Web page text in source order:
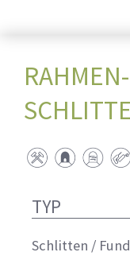
RAHMEN-
TYP
Schlitten /